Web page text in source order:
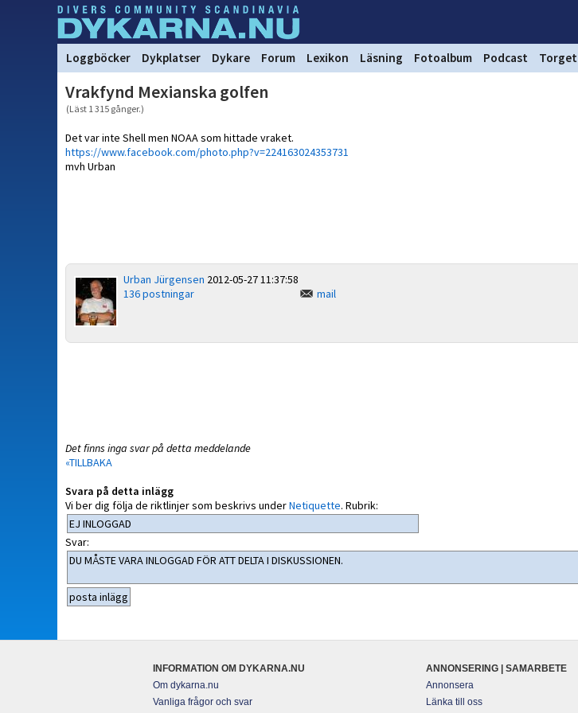
Loggböcker Dykplatser Dykare Forum Lexikon Läsning Fotoalbum Podcast Torget
Vrakfynd Mexianska golfen
(Läst 1 315 gånger.)
Det var inte Shell men NOAA som hittade vraket.
https://www.facebook.com/photo.php?v=224163024353731
mvh Urban
Urban Jürgensen 2012-05-27 11:37:58
136 postningar
mail
Det finns inga svar på detta meddelande
«TILLBAKA
Svara på detta inlägg
Vi ber dig följa de riktlinjer som beskrivs underNetiquette. Rubrik:
Svar:
INFORMATION OM DYKARNA.NU
Om dykarna.nu
Vanliga frågor och svar
ANNONSERING | SAMARBETE
Annonsera
Länka till oss